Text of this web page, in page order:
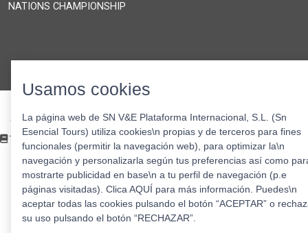
NATIONS CHAMPIONSHIP
Tour operator Política de privacidad
TRAVEL
2026.
Todos los
derechos
reservados
Usamos cookies
La página web de SN V&E Plataforma Internacional, S.L. (Sn
Esencial Tours) utiliza cookies\n propias y de terceros para fines
funcionales (permitir la navegación web), para optimizar la\n
navegación y personalizarla según tus preferencias así como
mostrarte publicidad en base\n a tu perfil de navegación (p.e
páginas visitadas). Clica AQUÍ para más información. Puedes\n
aceptar todas las cookies pulsando el botón “ACEPTAR” o
su uso pulsando el botón “RECHAZAR”.